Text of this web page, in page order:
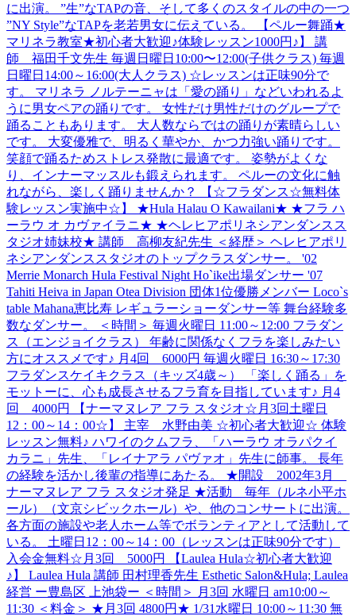
に出演。 ”生”なTAPの音、そして多くのスタイルの中の一つ
”NY Style”なTAPを老若男女に伝えている。 【ペルー舞踊★
マリネラ教室★初心者大歓迎♪体験レッスン1000円♪】 講
師 福田千文先生 毎週日曜日10:00〜12:00(子供クラス) 毎週
日曜日14:00～16:00(大人クラス) ☆レッスンは正味90分で
す。 マリネラ ノルテーニャは「愛の踊り」などいわれるよ
うに男女ペアの踊りです。 女性だけ男性だけのグループで
踊ることもあります。 大人数ならではの踊りが素晴らしい
です。 大変優雅で、明るく華やか、かつ力強い踊りです。
笑顔で踊るためストレス発散に最適です。 姿勢がよくな
り、インナーマッスルも鍛えられます。 ペルーの文化に触
れながら、楽しく踊りませんか？ 【☆フラダンス☆無料体
験レッスン実施中☆】 ★Hula Halau O Kawailani★ ★フラ ハ
ーラウ オ カヴァイラニ★ ★ヘレヒアポリネシアンダンスス
タジオ姉妹校★ 講師 高柳友紀先生 ＜経歴＞ ヘレヒアポリ
ネシアンダンススタジオのトップクラスダンサー。 '02
Merrie Monarch Hula Festival Night Ho`ike出場ダンサー '07
Tahiti Heiva in Japan Otea Division 団体1位優勝メンバー Loco`s
table Mahana恵比寿 レギュラーショーダンサー等 舞台経験多
数なダンサー。 ＜時間＞ 毎週火曜日 11:00～12:00 フラダン
ス（エンジョイクラス） 年齢に関係なくフラを楽しみたい
方にオススメです♪ 月4回 6000円 毎週火曜日 16:30～17:30
フラダンスケイキクラス（キッズ4歳～） 「楽しく踊る」を
モットーに、心も成長させるフラ育を目指しています♪ 月4
回 4000円 【ナーマヌレア フラ スタジオ☆月3回土曜日
12：00～14：00☆】 主宰 水野由美 ☆初心者大歓迎☆ 体験
レッスン無料♪ ハワイのクムフラ、「ハーラウ オラパクイ
カラニ」先生、「レイナアラ パヴァオ」先生に師事。 長年
の経験を活かし後輩の指導にあたる。 ★開設 2002年3月
ナーマヌレア フラ スタジオ発足 ★活動 毎年（ルネ小平ホ
ール）（文京シビックホール）や、他のコンサートに出演。
各方面の施設や老人ホーム等でボランティアとして活動して
いる。 土曜日12：00～14：00（レッスンは正味90分です）
入会金無料☆月3回 5000円 【Laulea Hula☆初心者大歓迎
♪】 Laulea Hula 講師 田村理香先生 Esthetic Salon&Hula; Laulea
経営 ー豊島区 上池袋ー ＜時間＞ 月3回 水曜日 am10:00～
11:30 ＜料金＞ ★月3回 4800円★ 1/31水曜日 10:00～11:30 無